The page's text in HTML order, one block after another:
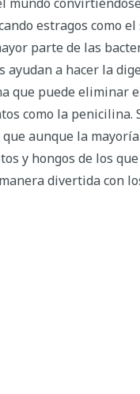
estragos como
parte de las
a hacer la
que puede eliminar
como la
aunque la
y hongos de los
divertida con